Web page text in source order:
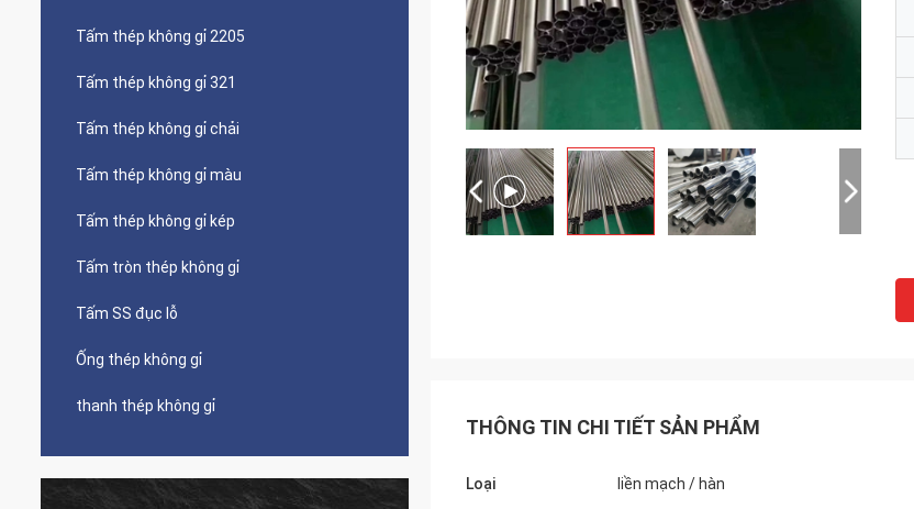
Tấm thép không gỉ 2205
Tấm thép không gỉ 321
Tấm thép không gỉ chải
Tấm thép không gỉ màu
Tấm thép không gỉ kép
Tấm tròn thép không gỉ
Tấm SS đục lỗ
Ống thép không gỉ
thanh thép không gỉ
THÔNG TIN CHI TIẾT SẢN PHẨM
Loại liền mạch / hàn